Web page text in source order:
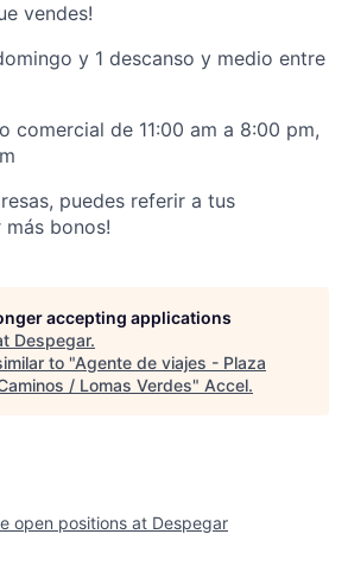
vendes!
y 1 descanso y medio entre
comercial de 11:00 am a 8:00 pm,
puedes referir a tus
bonos!
accepting applications
Despegar.
to "Agente de viajes - Plaza
/ Lomas Verdes" Accel.
open positions at Despegar